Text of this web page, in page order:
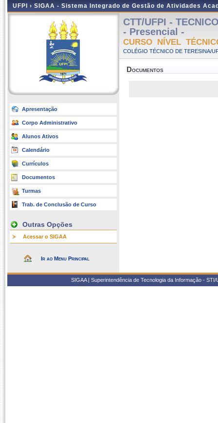
UFPI › SIGAA - Sistema Integrado de Gestão de Atividades
Apresentação
Corpo Administrativo
Alunos Ativos
Calendário
Currículos
Documentos
Turmas
Trab. de Conclusão de Curso
Outras Opções
Acessar o SIGAA
Ir ao Menu Principal
CTT/UFPI -
- Presencial -
CURSO NÍVEL
COLÉGIO TÉCNICO DE TERESINA/
Documentos
SIGAA | Superintendência de Tecnologia da Informação -